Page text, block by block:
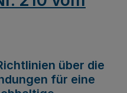
über die
für eine